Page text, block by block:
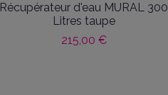
Récupérateur d'eau MURAL 300
Litres taupe
215,00 €